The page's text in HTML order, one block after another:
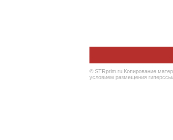
© STRprim.ru Копирование
условием размещения